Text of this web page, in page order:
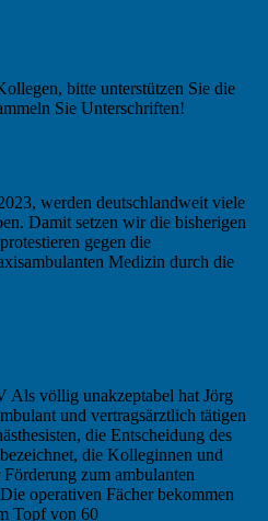
bitte unterstützen Sie die
Sie Unterschriften!
werden deutschlandweit viele
Damit setzen wir die bisherigen
gegen die
Medizin durch die
völlig unakzeptabel hat Jörg
und vertragsärztlich tätigen
die Entscheidung des
die Kolleginnen und
zum ambulanten
operativen Fächer bekommen
Topf von 60